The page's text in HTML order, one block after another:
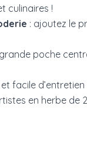
culinaires !
: ajoutez le
poche
facile d’entretien
en herbe de